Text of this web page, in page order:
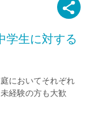
学生に対する
においてそれぞれ
経験の方も大歓